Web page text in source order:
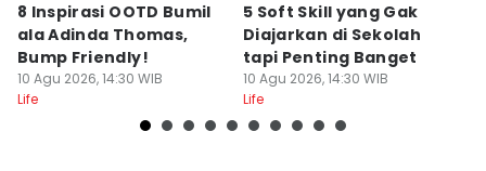
8 Inspirasi OOTD Bumil
ala Adinda Thomas,
Bump Friendly!
10 Agu 2026, 14:30 WIB
Life
5 Soft Skill yang Gak
Diajarkan di Sekolah
tapi Penting Banget
10 Agu 2026, 14:30 WIB
Life